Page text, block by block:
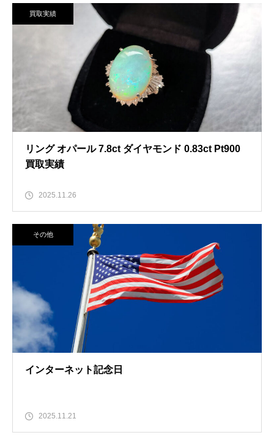
買取実績
リング オパール 7.8ct ダイヤモンド 0.83ct Pt900
買取実績
2025.11.26
その他
インターネット記念日
2025.11.21